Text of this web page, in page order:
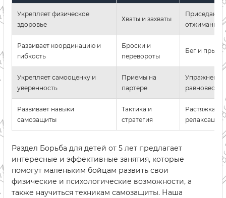
Укрепляет физическое
здоровье
Хваты и захваты
Приседания
отжимания
Развивает координацию и
гибкость
Броски и
перевороты
Бег и
Укрепляет самооценку и
уверенность
Приемы на
партере
Упражнения
равновесие
Развивает навыки
самозащиты
Тактика и
стратегия
Растяжка и
релаксация
Раздел Борьба для детей от 5 лет предлагает
интересные и эффективные занятия, которые
помогут маленьким бойцам развить свои
физические и психологические возможности, а
также научиться техникам самозащиты. Наша